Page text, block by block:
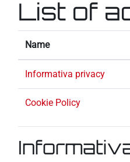
List of
Name
Informativa privacy
Cookie Policy